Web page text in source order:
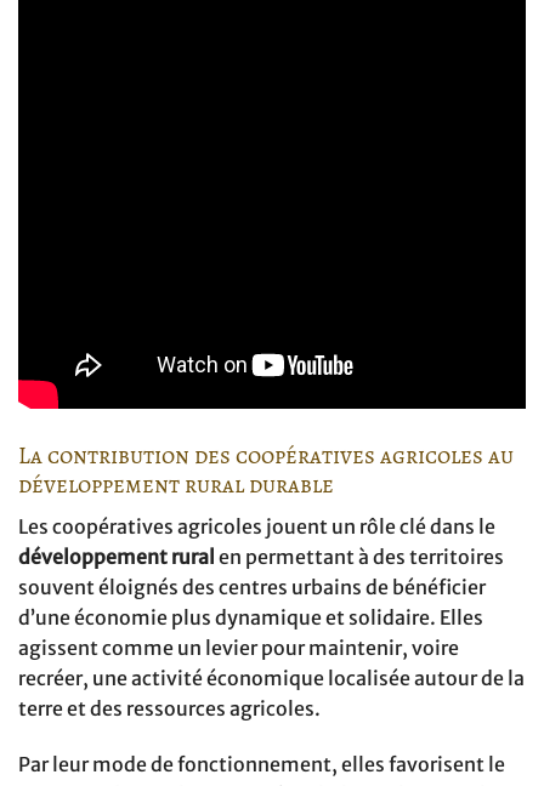
La contribution des coopératives agricoles au
développement rural durable
Les coopératives agricoles jouent un rôle clé dans le
développement rural en permettant à des territoires
souvent éloignés des centres urbains de bénéficier
d’une économie plus dynamique et solidaire. Elles
agissent comme un levier pour maintenir, voire
recréer, une activité économique localisée autour de la
terre et des ressources agricoles.
Par leur mode de fonctionnement, elles favorisent le